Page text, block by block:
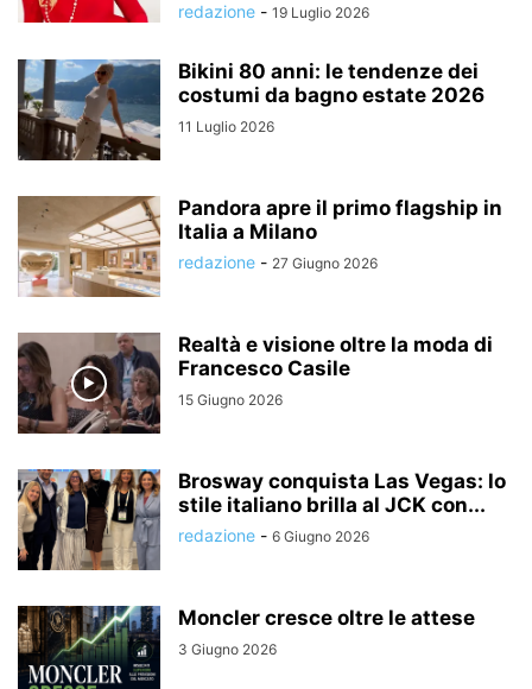
redazione - 19 Luglio 2026
Bikini 80 anni: le tendenze dei
costumi da bagno estate 2026
11 Luglio 2026
Pandora apre il primo flagship in
Italia a Milano
redazione - 27 Giugno 2026
Realtà e visione oltre la moda di
Francesco Casile
15 Giugno 2026
Brosway conquista Las Vegas: lo
stile italiano brilla al JCK con...
redazione - 6 Giugno 2026
Moncler cresce oltre le attese
3 Giugno 2026